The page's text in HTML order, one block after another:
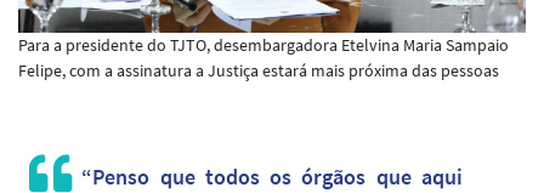
Para a presidente do TJTO, desembargadora Etelvina Maria Sampaio
Felipe, com a assinatura a Justiça estará mais próxima das pessoas
“Penso que todos os órgãos que aqui